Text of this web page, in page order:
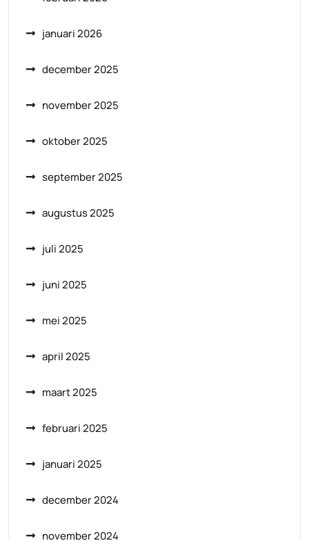
januari 2026
december 2025
november 2025
oktober 2025
september 2025
augustus 2025
juli 2025
juni 2025
mei 2025
april 2025
maart 2025
februari 2025
januari 2025
december 2024
november 2024